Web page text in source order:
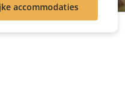
accommodaties